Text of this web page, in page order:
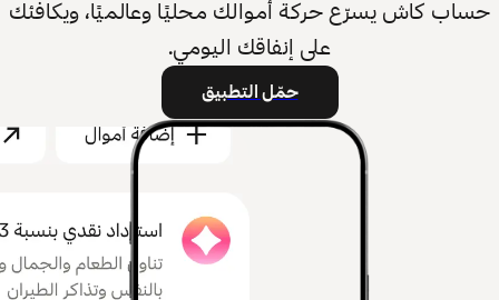
حساب كاش يسرّع حركة أموالك محليًا وعالميًا، ويكافئك
على إنفاقك اليومي.
حمّل التطبيق